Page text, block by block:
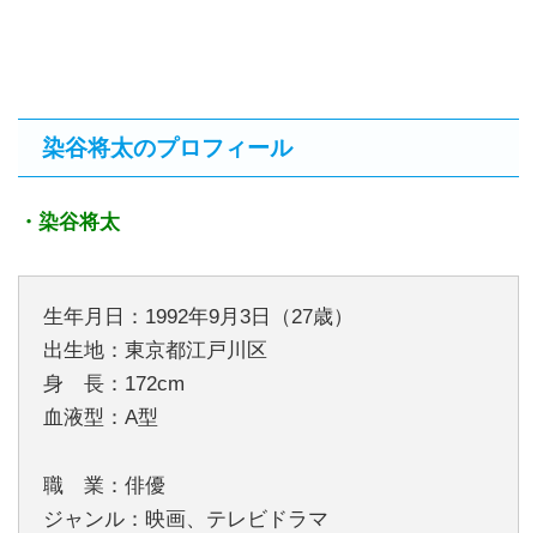
染谷将太のプロフィール
・染谷将太
生年月日：1992年9月3日（27歳）
出生地：東京都江戸川区
身 長：172cm
血液型：A型
職 業：俳優
ジャンル：映画、テレビドラマ